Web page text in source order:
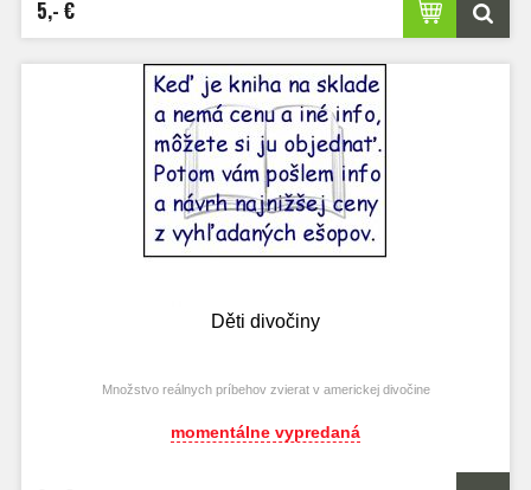
5,- €
Děti divočiny
Množstvo reálnych príbehov zvierat v americkej divočine
momentálne vypredaná